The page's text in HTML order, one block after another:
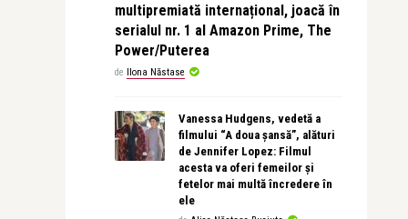
multipremiată internațional, joacă în
serialul nr. 1 al Amazon Prime, The
Power/Puterea
de Ilona Năstase
Vanessa Hudgens, vedetă a
filmului “A doua șansă”, alături
de Jennifer Lopez: Filmul
acesta va oferi femeilor și
fetelor mai multă încredere în
ele